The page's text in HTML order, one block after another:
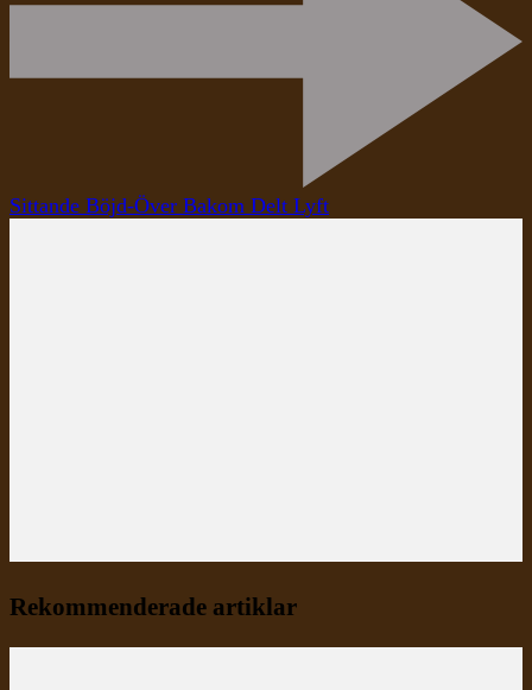
Sittande Böjd-Över Bakom Delt Lyft
Rekommenderade artiklar